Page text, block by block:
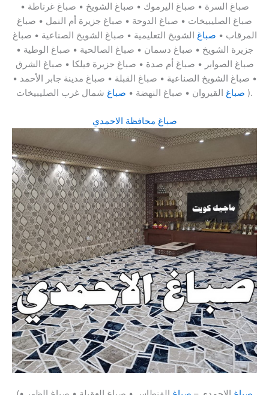
صباغ السرة • صباغ اليرموك • صباغ الشويخ • صباغ غرناطة •
صباغ الصليبيخات • صباغ الدوحة • صباغ جزيرة أم النمل • صباغ
المرقاب • صباغ الشويخ التعليمية • صباغ الشويخ الصناعية • صباغ
جزيرة الشويخ • صباغ دسمان • صباغ الصالحية • صباغ الوطية •
صباغ الصوابر • صباغ أم صدة • صباغ جزيرة فيلكا • صباغ الشرق
• صباغ الشويخ الصناعية • صباغ القبلة • صباغ مدينة جابر الأحمد •
صباغ القيروان • صباغ النهضة • صباغ شمال غرب الصليبيخات ).
صباغ محافظة الاحمدي